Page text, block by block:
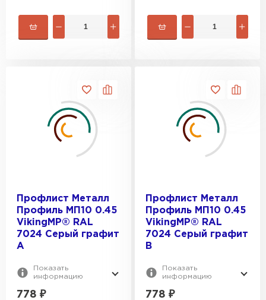
Профлист Металл
Профиль МП10 0.45
VikingMP® RAL
7024 Серый графит
A
Показать
информацию
778 ₽
Профлист Металл
Профиль МП10 0.45
VikingMP® RAL
7024 Серый графит
B
Показать
информацию
778 ₽